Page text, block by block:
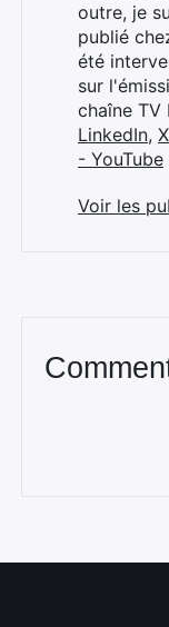
outre, je
publié
été
sur
chaîne TV
LinkedIn, X
- YouTube
Voir les